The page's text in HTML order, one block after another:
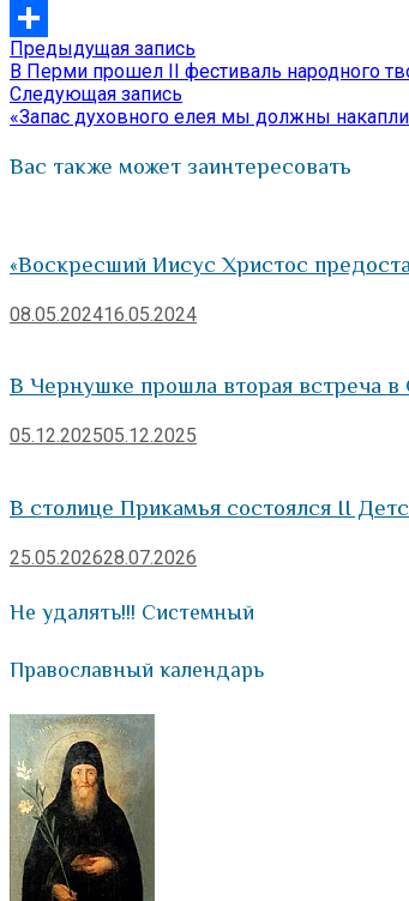
VK
Отправить
Навигация
по
записям
Предыдущая запись
запись:
В Перми прошел II фестиваль народного
Следующая запись
запись:
«Запас духовного елея мы должны
Вас также может заинтересовать
«Воскресший Иисус Христос
08.05.202416.05.2024
В Чернушке прошла вторая встреча
05.12.202505.12.2025
В столице Прикамья состоялся II
25.05.202628.07.2026
Не удалять!!! Системный
Православный календарь